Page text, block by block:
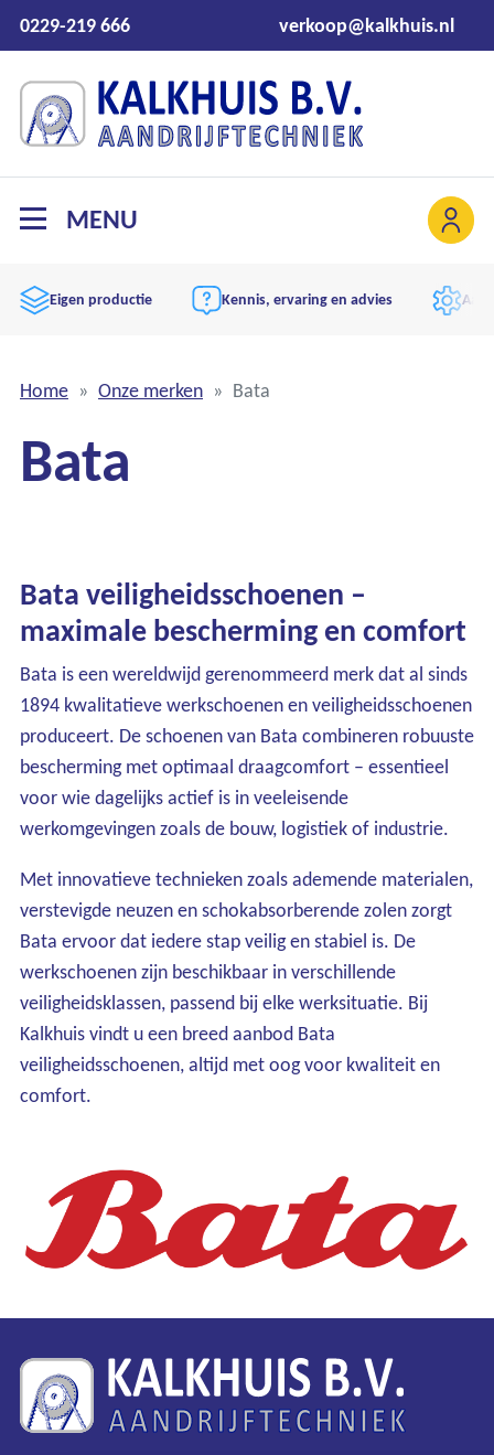
Onze diensten
Over Kalkhuis
0229-219 666 verkoop@kalkhuis.nl
MENU
Eigen productie Kennis, ervaring en advies
Home Onze merken Bata
Bata
Bata veiligheidsschoenen –
maximale bescherming en comfort
Bata is een wereldwijd gerenommeerd merk dat al sinds
1894 kwalitatieve werkschoenen en veiligheidsschoenen
produceert. De schoenen van Bata combineren robuuste
bescherming met optimaal draagcomfort – essentieel
voor wie dagelijks actief is in veeleisende
werkomgevingen zoals de bouw, logistiek of industrie.
Met innovatieve technieken zoals ademende materialen,
verstevigde neuzen en schokabsorberende zolen zorgt
Bata ervoor dat iedere stap veilig en stabiel is. De
werkschoenen zijn beschikbaar in verschillende
veiligheidsklassen, passend bij elke werksituatie. Bij
Kalkhuis vindt u een breed aanbod Bata
veiligheidsschoenen, altijd met oog voor kwaliteit en
comfort.